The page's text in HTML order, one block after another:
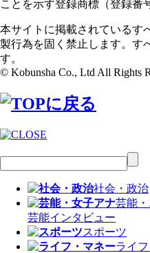
ことを示す登録商標（登録番
本サイトに掲載されているす
製行為を固く禁止します。す
す。
© Kobunsha Co., Ltd All Rights
社会・政治
芸能
芸能インタビュー
スポーツ
ライ